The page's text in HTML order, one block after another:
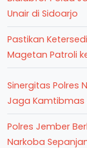
Unair di Sidoarjo
Pastikan
Magetan Patroli ke
Sinergitas Polres
Jaga Kamtibmas
Polres Jember
Narkoba